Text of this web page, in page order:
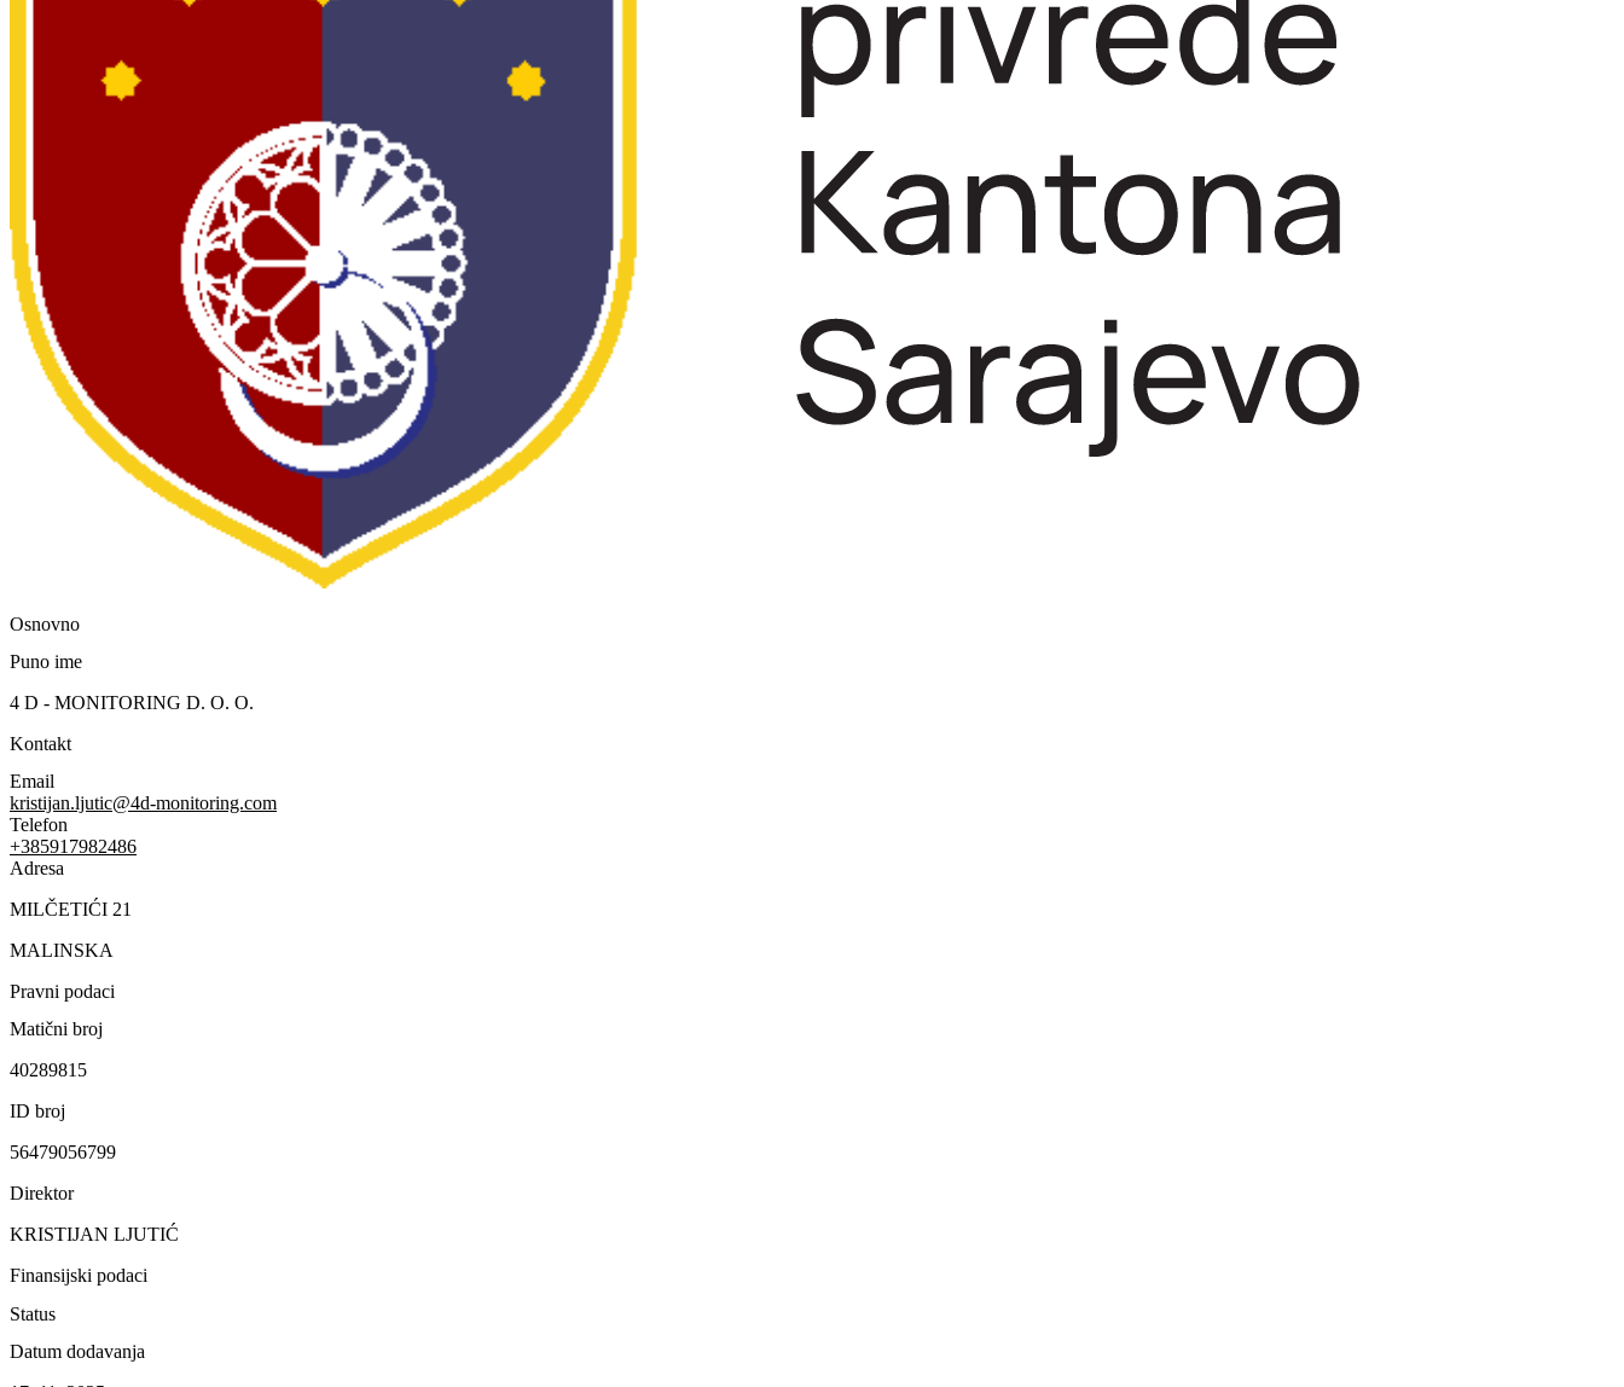
Osnovno
Puno ime
4 D - MONITORING D. O. O.
Kontakt
Email
kristijan.ljutic@4d-monitoring.com
Telefon
+385917982486
Adresa
MILČETIĆI 21
MALINSKA
Pravni podaci
Matični broj
40289815
ID broj
56479056799
Direktor
KRISTIJAN LJUTIĆ
Finansijski podaci
Status
Datum dodavanja